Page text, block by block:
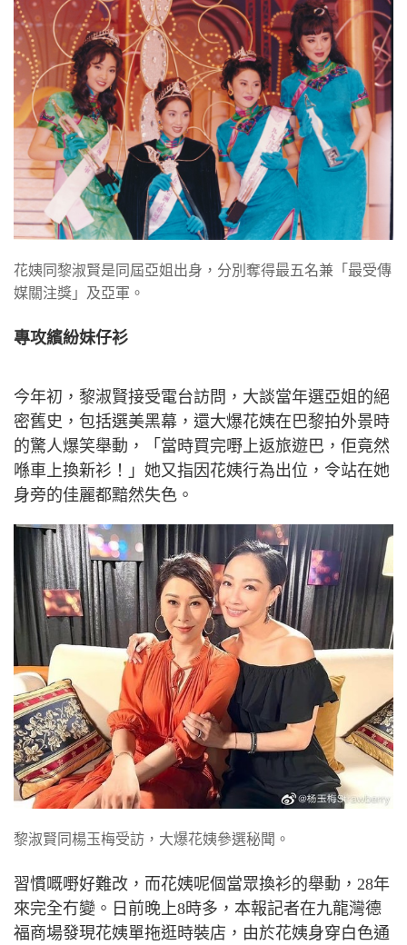
花姨同黎淑賢是同屆亞姐出身，分別奪得最五名兼「最受傳
媒關注獎」及亞軍。
專攻繽紛妹仔衫
今年初，黎淑賢接受電台訪問，大談當年選亞姐的絕
密舊史，包括選美黑幕，還大爆花姨在巴黎拍外景時
的驚人爆笑舉動，「當時買完嘢上返旅遊巴，佢竟然
喺車上換新衫！」她又指因花姨行為出位，令站在她
身旁的佳麗都黯然失色。
黎淑賢同楊玉梅受訪，大爆花姨參選秘聞。
習慣嘅嘢好難改，而花姨呢個當眾換衫的舉動， 28年
來完全冇變。日前晚上8時多，本報記者在九龍灣德
福商場發現花姨單拖逛時裝店，由於花姨身穿白色通